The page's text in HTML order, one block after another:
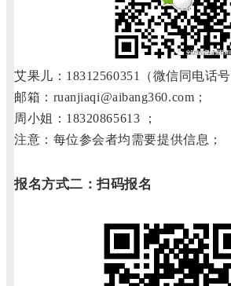
艾果儿：18312560351（微信同电话号
邮箱：ruanjiaqi@aibang360.com；
周小姐：18320865613 ；
注意：每位参会者均需要提供信息；
报名方式二：扫码报名